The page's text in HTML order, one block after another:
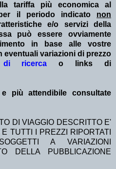
tariffa più economica al
il periodo indicato non
e/o servizi della
può essere ovviamente
in base alle vostre
eventuali variazioni di prezzo
di ricerca o links di
più attendibile consultate
DI VIAGGIO DESCRITTO E'
TUTTI I PREZZI RIPORTATI
A VARIAZIONI
DELLA PUBBLICAZIONE